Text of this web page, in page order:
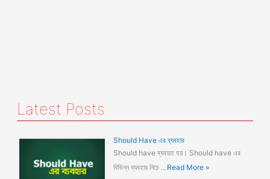
Latest Posts
Should Have এর ব্যবহার
Should have ব্যবহৃত হয়। Should have এর
বিভিন্ন ব্যবহার নিচে …Read More »